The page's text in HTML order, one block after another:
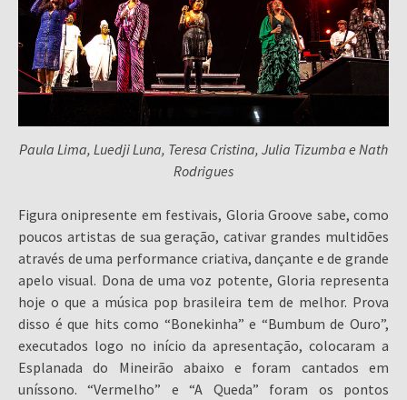
Paula Lima, Luedji Luna, Teresa Cristina, Julia Tizumba e Nath
Rodrigues
Figura onipresente em festivais, Gloria Groove sabe, como
poucos artistas de sua geração, cativar grandes multidões
através de uma performance criativa, dançante e de grande
apelo visual. Dona de uma voz potente, Gloria representa
hoje o que a música pop brasileira tem de melhor. Prova
disso é que hits como “Bonekinha” e “Bumbum de Ouro”,
executados logo no início da apresentação, colocaram a
Esplanada do Mineirão abaixo e foram cantados em
uníssono. “Vermelho” e “A Queda” foram os pontos